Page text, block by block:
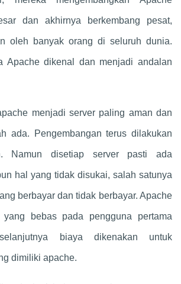
dan akhirnya berkembang pesat,
oleh banyak orang di seluruh dunia.
Apache dikenal dan menjadi andalan
menjadi server paling aman dan
ada. Pengembangan terus dilakukan
Namun disetiap server pasti ada
hal yang tidak disukai, salah satunya
berbayar dan tidak berbayar. Apache
yang bebas pada pengguna pertama
biaya dikenakan untuk
dimiliki apache.